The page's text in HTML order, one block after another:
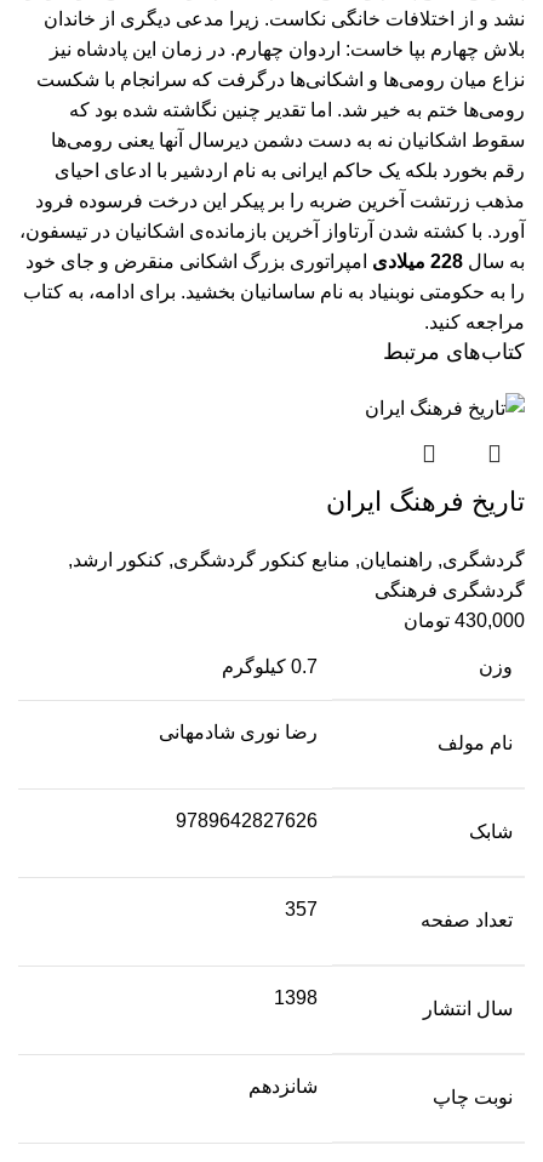
نشد و از اختلافات خانگی نکاست. زیرا مدعی دیگری از خاندان
بلاش چهارم بپا خاست: اردوان چهارم. در زمان این پادشاه نیز
نزاع میان رومی‌ها و اشکانی‌ها درگرفت که سرانجام با شکست
رومی‌ها ختم به خیر شد. اما تقدیر چنین نگاشته شده بود که
سقوط اشکانیان نه به دست دشمن دیرسال آنها یعنی رومی‌ها
رقم بخورد بلکه یک حاکم ایرانی به نام اردشیر با ادعای احیای
مذهب زرتشت آخرین ضربه را بر پیکر این درخت فرسوده فرود
آورد. با کشته شدن آرتاواز آخرین بازمانده‌ی اشکانیان در تیسفون،
به سال
امپراتوری بزرگ اشکانی منقرض و جای خود
را به حکومتی نوبنیاد به نام ساسانیان بخشید. برای ادامه، به کتاب
مراجعه کنید.
کتاب‌های مرتبط
تاریخ فرهنگ ایران
گردشگری, راهنمایان, منابع کنکور گردشگری, کنکور ارشد,
گردشگری فرهنگی
430,000 تومان
وزن 0.7 کیلوگرم
نام مولف
رضا نوری شادمهانی
شابک
9789642827626
تعداد صفحه
357
سال انتشار
1398
نوبت چاپ
شانزدهم